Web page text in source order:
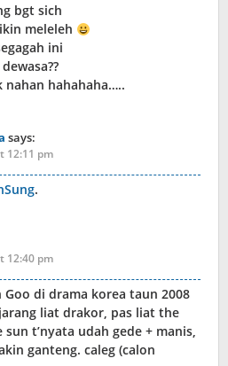
bgt sich
meleleh
ini
nahan hahahaha…..
says:
12:11 pm
.
12:40 pm
Goo di drama korea taun 2008
liat drakor, pas liat the
t’nyata udah gede + manis,
ganteng. caleg (calon